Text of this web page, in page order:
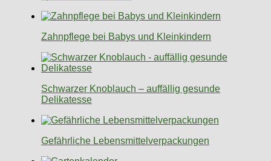
Zahnpflege bei Babys und Kleinkindern
Schwarzer Knoblauch – auffällig gesunde
Delikatesse
Gefährliche Lebensmittelverpackungen